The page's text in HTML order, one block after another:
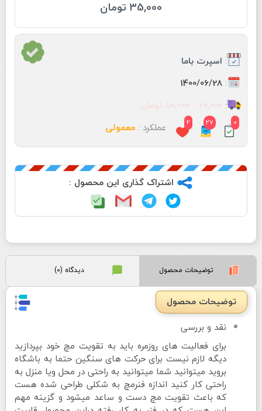
35,000 تومان
: اسپرت باما
:
1400/06/28
:
0
27
2 عملکرد : معمولی
اشتراک گذاری این محصول :
توضیحات محصول دیدگاه (0)
توضیحات محصول
نقد و بررسی
برای فعالیت های روزمره باید به تقویت مچ خود بپردازید
دیگه لازم نیست برای حرکت های سنگین حتما به باشگاه
بروید میتوانید شما میتوانید به راحتی در محل ویا منزل به
راحتی کار کنید اندازه فنرمچ به شکلی طراحی شده هست
که باعث تقویت مچ دست و ساعد میشود و گزینه مهم